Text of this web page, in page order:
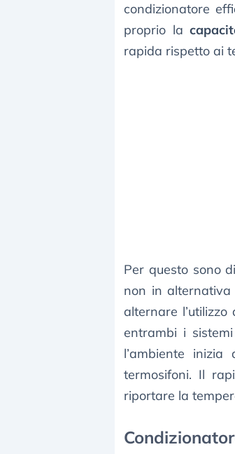
condizionatore
proprio la
rapida rispetto ai
Per questo sono
non in alternativa
alternare
entrambi i
l’ambiente
termosifoni. Il
riportare la